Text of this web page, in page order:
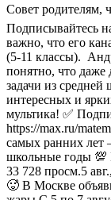
Совет родителям,
Подписывайтесь
важно, что его
(5-11 классы).
понятно, что даже
задачи из
интересных и
мультика! ✅
https://max.ru/
самых ранних лет
школьные годы 💯
33 728 просм.5
🥵 В Москве